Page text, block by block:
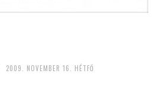
2009. NOVEMBER 16. HÉTFŐ